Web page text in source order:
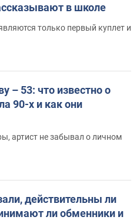
в школе
только первый куплет и
– 53: что известно о
90-х и как они
артист не забывал о личном
действительны ли
ли обменники и